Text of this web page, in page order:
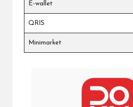
E-wallet
QRIS
Minimarket